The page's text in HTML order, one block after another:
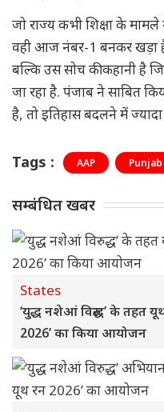
जो राज्य कभी शिक्षा के
वही आज नंबर-1 बनकर खड़ा है.
बल्कि उस सोच की कहानी है
जा रहा है. पंजाब ने साबित
है, तो इतिहास बदलने में
Tags : AAP Punjab
सम्बंधित खबर
States
‘युद्ध नशेआं विरुद्ध’ के तहत यूथ विंग ने मोहाली में
2026’ का किया आयोजन